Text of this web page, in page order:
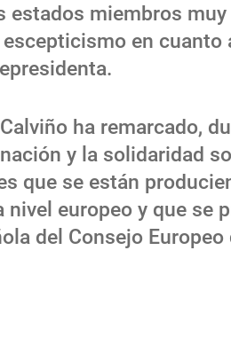
estados miembros
en cuanto
ha remarcado,
y la solidaridad
que se están
nivel europeo y que se
del Consejo